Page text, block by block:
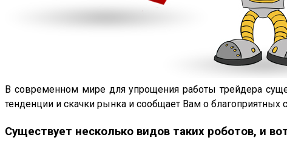
В современном мире для упрощения работы трейдера
тенденции и скачки рынка и сообщает Вам о благоприятных
Существует несколько видов таких роботов, и